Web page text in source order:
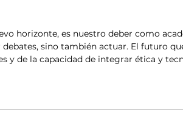
sino también actuar. El futuro
y de la capacidad de integrar ética y